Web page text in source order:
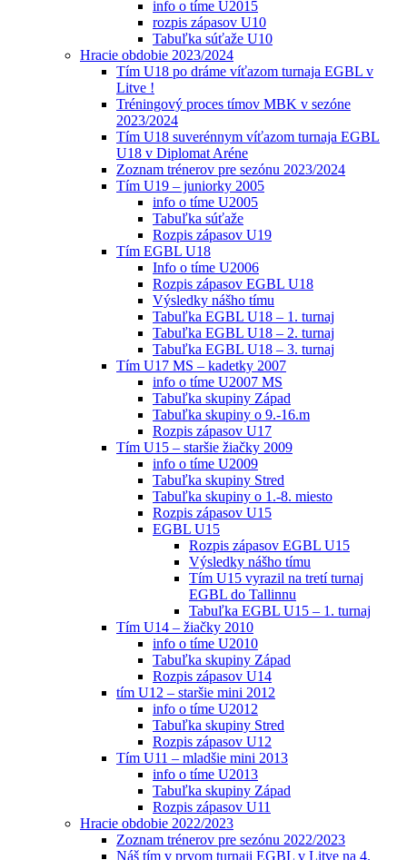
info o tíme U2015
rozpis zápasov U10
Tabuľka súťaže U10
Hracie obdobie 2023/2024
Tím U18 po dráme víťazom turnaja EGBL v
Litve !
Tréningový proces tímov MBK v sezóne
2023/2024
Tím U18 suverénnym víťazom turnaja EGBL
U18 v Diplomat Aréne
Zoznam trénerov pre sezónu 2023/2024
Tím U19 – juniorky 2005
info o tíme U2005
Tabuľka súťaže
Rozpis zápasov U19
Tím EGBL U18
Info o tíme U2006
Rozpis zápasov EGBL U18
Výsledky nášho tímu
Tabuľka EGBL U18 – 1. turnaj
Tabuľka EGBL U18 – 2. turnaj
Tabuľka EGBL U18 – 3. turnaj
Tím U17 MS – kadetky 2007
info o tíme U2007 MS
Tabuľka skupiny Západ
Tabuľka skupiny o 9.-16.m
Rozpis zápasov U17
Tím U15 – staršie žiačky 2009
info o tíme U2009
Tabuľka skupiny Stred
Tabuľka skupiny o 1.-8. miesto
Rozpis zápasov U15
EGBL U15
Rozpis zápasov EGBL U15
Výsledky nášho tímu
Tím U15 vyrazil na tretí turnaj
EGBL do Tallinnu
Tabuľka EGBL U15 – 1. turnaj
Tím U14 – žiačky 2010
info o tíme U2010
Tabuľka skupiny Západ
Rozpis zápasov U14
tím U12 – staršie mini 2012
info o tíme U2012
Tabuľka skupiny Stred
Rozpis zápasov U12
Tím U11 – mladšie mini 2013
info o tíme U2013
Tabuľka skupiny Západ
Rozpis zápasov U11
Hracie obdobie 2022/2023
Zoznam trénerov pre sezónu 2022/2023
Náš tím v prvom turnaji EGBL v Litve na 4.